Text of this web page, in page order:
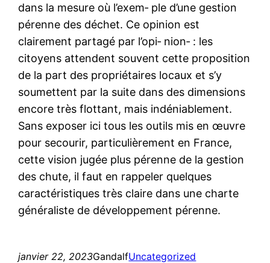
dans la mesure où l’exem‑ ple d’une gestion
pérenne des déchet. Ce opinion est
clairement partagé par l’opi‑ nion‑ : les
citoyens attendent souvent cette proposition
de la part des propriétaires locaux et s’y
soumettent par la suite dans des dimensions
encore très flottant, mais indéniablement.
Sans exposer ici tous les outils mis en œuvre
pour secourir, particulièrement en France,
cette vision jugée plus pérenne de la gestion
des chute, il faut en rappeler quelques
caractéristiques très claire dans une charte
généraliste de développement pérenne.
janvier 22, 2023GandalfUncategorized